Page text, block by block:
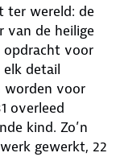
ter wereld: de
van de heilige
opdracht voor
detail
worden voor
overleed
kind. Zo’n
gewerkt, 22